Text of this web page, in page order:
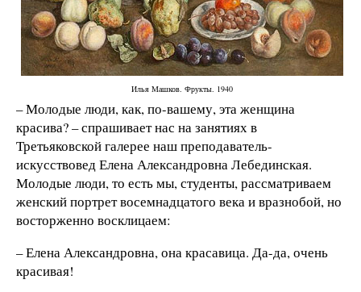
Илья Машков. Фрукты. 1940
– Молодые люди, как, по-вашему, эта женщина
красива? – спрашивает нас на занятиях в
Третьяковской галерее наш преподаватель-
искусствовед Елена Александровна Лебединская.
Молодые люди, то есть мы, студенты, рассматриваем
женский портрет восемнадцатого века и вразнобой, но
восторженно восклицаем:
– Елена Александровна, она красавица. Да-да, очень
красивая!